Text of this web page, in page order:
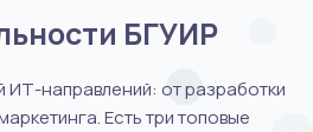
БГУИР
ИТ-направлений: от разработки
Есть три топовые